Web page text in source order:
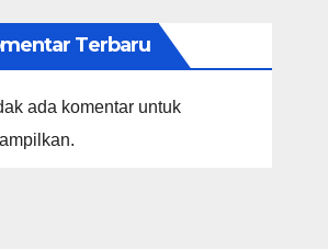
Terbaru
ada komentar untuk